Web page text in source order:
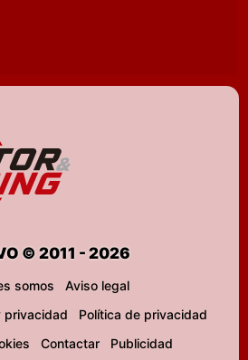
© 2011 - 2026
somos
Aviso legal
privacidad
Política de privacidad
Contactar
Publicidad